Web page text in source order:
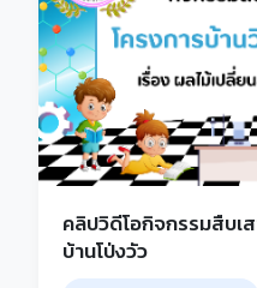
คลิปวิดีโอกิจกรรมสืบเส
บ้านโป่งวัว